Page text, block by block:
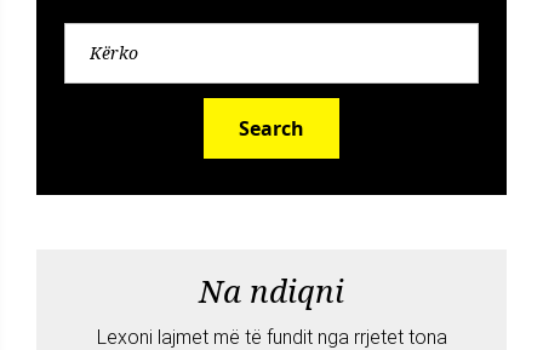
Search
Na ndiqni
Lexoni lajmet më të fundit nga rrjetet tona